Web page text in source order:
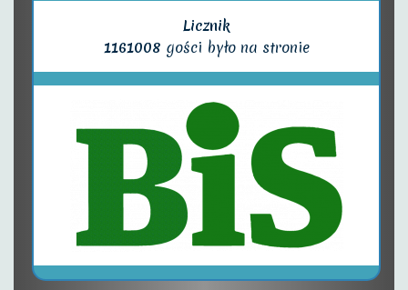
Licznik
1161008 gości było na stronie